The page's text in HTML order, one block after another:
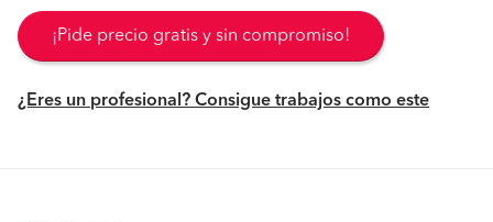
¡Pide precio gratis y sin compromiso!
¿Eres un profesional? Consigue trabajos como este